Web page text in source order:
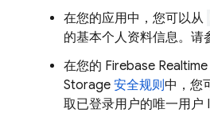
在您的应用中，您可以从
的基本个人资料信息。请
在您的 Firebase
Storage 安全规则中，您
取已登录用户的唯一用户